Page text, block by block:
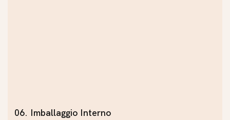
06. Imballaggio Interno